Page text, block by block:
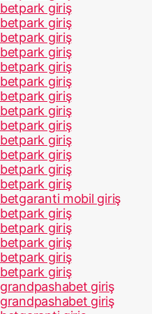
betpark giriş
betpark giriş
betpark giriş
betpark giriş
betpark giriş
betpark giriş
betpark giriş
betpark giriş
betpark giriş
betpark giriş
betpark giriş
betpark giriş
betpark giriş
betgaranti mobil giriş
betpark giriş
betpark giriş
betpark giriş
betpark giriş
betpark giriş
grandpashabet giriş
grandpashabet giriş